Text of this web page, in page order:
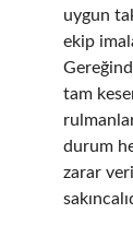
uygun
ekip
tam
durum
zarar